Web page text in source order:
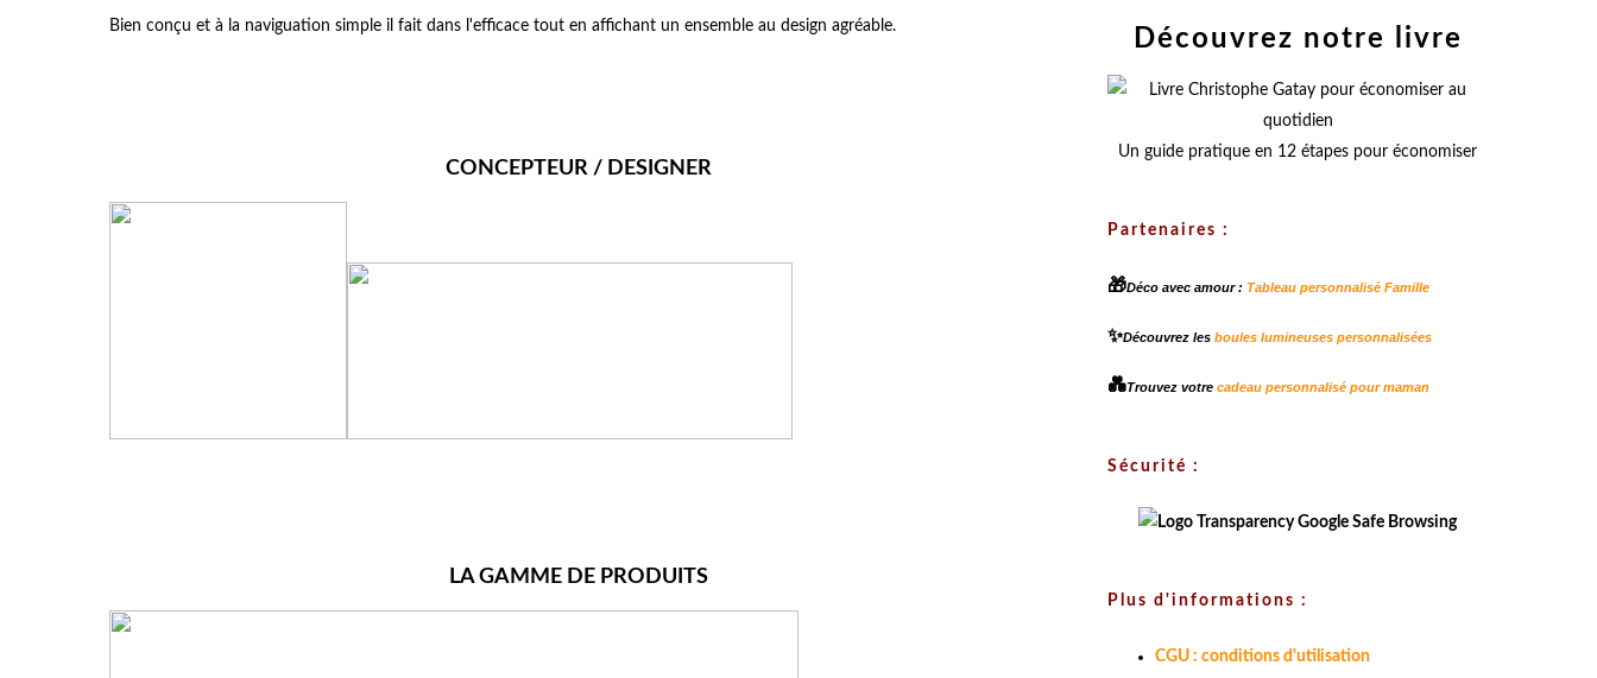
Bien conçu et à la naviguation simple il fait dans l'efficace tout en affichant un ensemble au design agréable.
CONCEPTEUR / DESIGNER
LA GAMME DE PRODUITS
Découvrez notre livre
Un guide pratique en 12 étapes pour économiser
Partenaires :
🎁Déco avec amour : Tableau personnalisé Famille
✨Découvrez les boules lumineuses personnalisées
💑Trouvez votre cadeau personnalisé pour maman
Sécurité :
Plus d'informations :
CGU : conditions d'utilisation